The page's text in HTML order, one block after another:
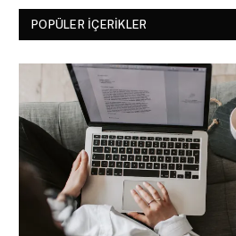
POPÜLER İÇERIKLER